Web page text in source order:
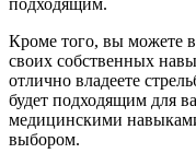
подходящим.
Кроме того, вы можете
своих собственных
отлично владеете
будет подходящим для
медицинскими
выбором.